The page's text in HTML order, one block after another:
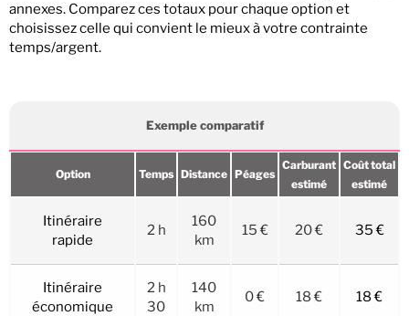
annexes. Comparez ces totaux pour chaque option et
choisissez celle qui convient le mieux à votre contrainte
temps/argent.
Exemple comparatif
Option Temps Distance Péages
Carburant
estimé
Coût total
estimé
Itinéraire
rapide
2 h
160
km
15 € 20 € 35 €
Itinéraire
économique
2 h
30
140
km
0 € 18 € 18 €